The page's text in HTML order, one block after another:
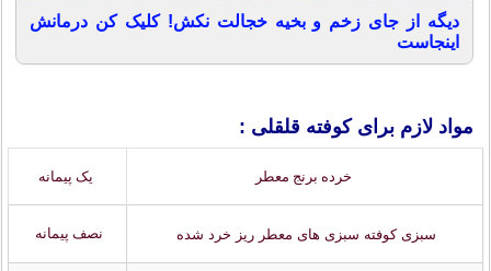
دیگه از جای زخم و بخیه خجالت نکش! کلیک کن درمانش
اینجاست
مواد لازم برای کوفته قلقلی :
خرده برنج معطر یک پیمانه
سبزی کوفته سبزی های معطر ریز خرد شده نصف پیمانه